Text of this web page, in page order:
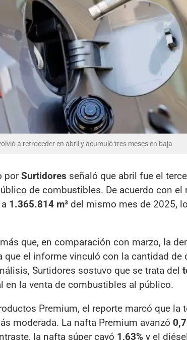
a retroceder en abril y acumuló tres meses en baja
porSurtidores señaló que abril fue el
de combustibles. De acuerdo con
1.365.814 m³ del mismo mes de 2025,
que, en comparación con marzo, la
que el informe vinculó con la cantidad de
Surtidores sostuvo que se trata del
en la venta de combustibles al público.
Premium, el reporte marcó que
moderada. La nafta Premium avanzó
la nafta súper cayó 1,63% y el